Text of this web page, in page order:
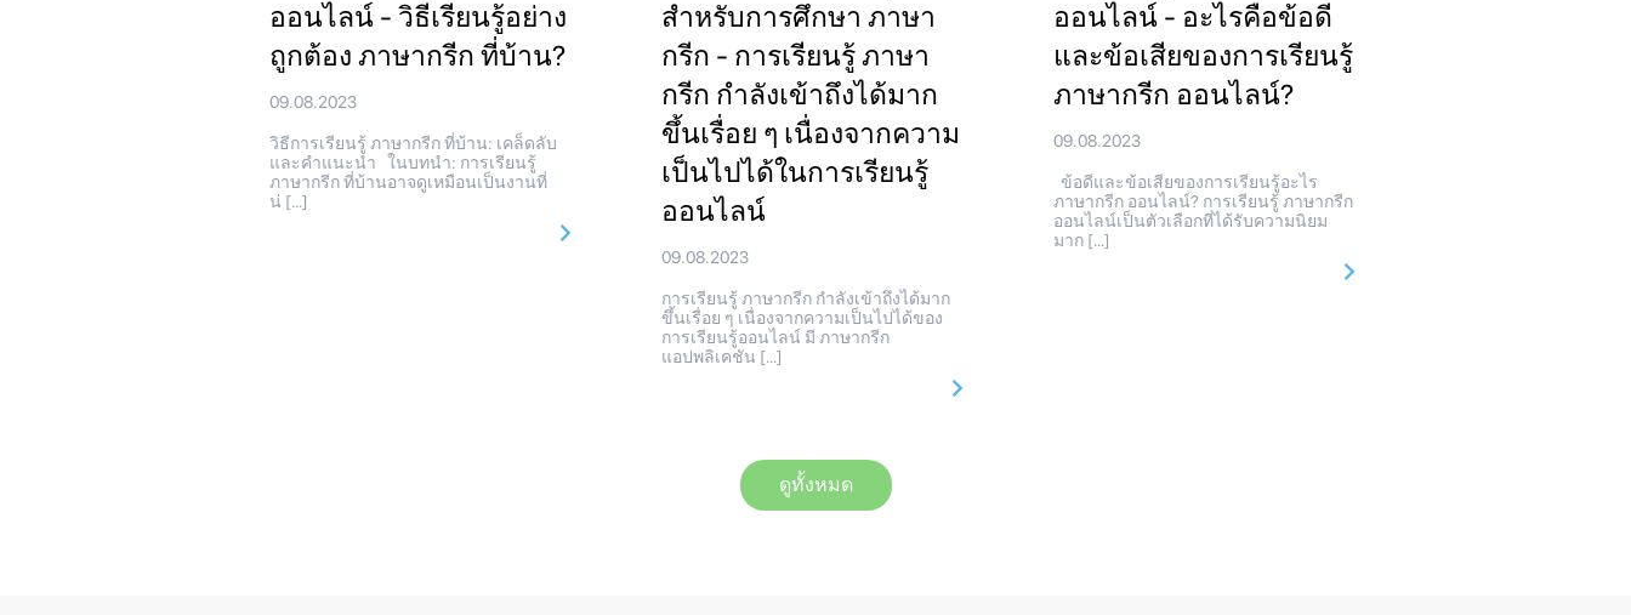
ออนไลน์ - วิธีเรียนรู้อย่าง
ถูกต้อง ภาษากรีก ที่บ้าน?
09.08.2023
วิธีการเรียนรู้ ภาษากรีก ที่บ้าน: เคล็ดลับ
และคำแนะนำ ในบทนำ: การเรียนรู้
ภาษากรีก ที่บ้านอาจดูเหมือนเป็นงานที่
น่ […]
สำหรับการศึกษา ภาษา
กรีก - การเรียนรู้ ภาษา
กรีก กำลังเข้าถึงได้มาก
ขึ้นเรื่อย ๆ เนื่องจากความ
เป็นไปได้ในการเรียนรู้
ออนไลน์
09.08.2023
การเรียนรู้ ภาษากรีก กำลังเข้าถึงได้มาก
ขึ้นเรื่อย ๆ เนื่องจากความเป็นไปได้ของ
การเรียนรู้ออนไลน์ มี ภาษากรีก
แอปพลิเคชัน […]
ออนไลน์ - อะไรคือข้อดี
และข้อเสียของการเรียนรู้
ภาษากรีก ออนไลน์?
09.08.2023
ข้อดีและข้อเสียของการเรียนรู้อะไร
ภาษากรีก ออนไลน์? การเรียนรู้ ภาษากรีก
ออนไลน์เป็นตัวเลือกที่ได้รับความนิยม
มาก […]
ดูทั้งหมด